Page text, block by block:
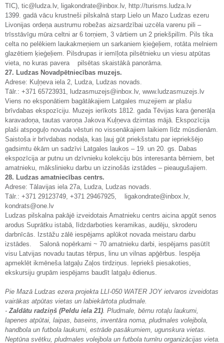
TIC), tic@ludza.lv, ligakondrate@inbox.lv, http://turisms.ludza.lv
1399. gadā vācu krustneši pilskalnā starp Lielo un Mazo Ludzas ezeru
Livonijas ordeņa austrumu robežas aizsardzībai uzcēla varenu pili –
trīsstāvīgu mūra celtni ar 6 torņiem, 3 vārtiem un 2 priekšpilīm. Pils tika
celta no pelēkiem laukakmeņiem un sarkaniem ķieģeļiem, rotāta melniem
glazētiem ķieģeļiem. Pilsdrupas ir iemīļota pilsētnieku un viesu atpūtas
vieta, no kuras pavera pilsētas skaistākā panorāma.
27. Ludzas Novadpētniecības muzejs.
Adrese: Kuļņeva iela 2, Ludza, Ludzas novads.
Tālr.: +371 65723931, ludzasmuzejs@inbox.lv, www.ludzasmuzejs.lv
Viens no eksponātiem bagātākajiem Latgales muzejiem ar plašu
brīvdabas ekspozīciju. Muzejs ierīkots 1812. gada Tēvijas kara ģenerāļa
karavadoņa, tautas varoņa Jakova Kuļņeva dzimtas mājā. Ekspozīcija
plaši atspoguļo novada vēsturi no vissenākajiem laikiem līdz mūsdienām.
Saistoša ir brīvdabas nodaļa, kas ļauj gūt priekšstatu par iepriekšējo
gadsimtu ēkām un sadzīvi Latgales laukos – 19. un 20. gs. Dabas
ekspozīcija ar putnu un dzīvnieku kolekciju būs interesanta bērniem, bet
amatnieku, mākslinieku darbu un izzinošās izstādes – pieaugušajiem.
28. Ludzas amatniecības centrs.
Adrese: Tālavijas iela 27a, Ludza, Ludzas novads.
Tālr.: +371 29123749, +371 29467925, ligakondrate@inbox.lv,
kondrats@one.lv
Ludzas pilskalna pakājē izveidotais Amatnieku centrs aicina apgūt senos
arodus Suprātku istabā, līdzdarboties keramikas, audēju, skroderu
darbnīcās. Izstāžu zālē iespējams aplūkot novada meistaru darbu
izstādes. Salonā nopērkami ~ 70 amatnieku darbi, iespējams pasūtīt
visu Latvijas novadu tautas tērpus, linu un vilnas apģērbus. Iespēja
apmeklēt ikmēneša latgaļu Zaļos tirdziņus. Iepriekš piesakoties,
ekskursiju grupām iespējams baudīt latgaļu ēdienus.
Pie Mazā Ludzas ezera projekta LLI-050 WATER JOY ietvaros izveidotas
vairākas atpūtas vietas un labiekārtota pludmale.
-Zaldātu radziņš (Peldu iela 21). Pludmale, bērnu rotaļu laukumi,
lapenes atpūtai, laipas, baseins, inventāra noma, pludmales volejbola,
handbola un futbola laukumi, estrāde pasākumiem, ugunskura vietas.
Neptūna svētku, pludmales volejbola un futbola turnīru organizācijas vieta.